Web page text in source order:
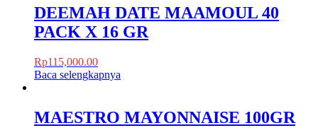
DEEMAH DATE MAAMOUL 40
PACK X 16 GR
Rp115,000.00
Baca selengkapnya
MAESTRO MAYONNAISE 100GR